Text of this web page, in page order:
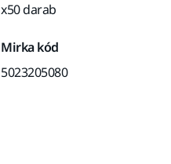
x50 darab
Mirka kód
5023205080